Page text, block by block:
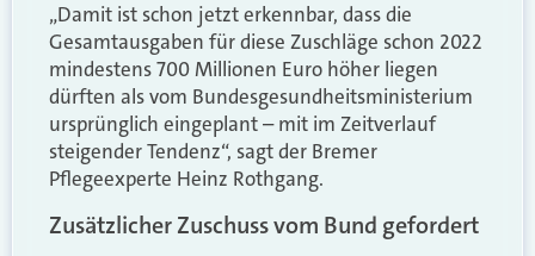
„Damit ist schon jetzt erkennbar, dass die
Gesamtausgaben für diese Zuschläge schon 2022
mindestens 700 Millionen Euro höher liegen
dürften als vom Bundesgesundheitsministerium
ursprünglich eingeplant – mit im Zeitverlauf
steigender Tendenz“, sagt der Bremer
Pflegeexperte Heinz Rothgang.
Zusätzlicher Zuschuss vom Bund gefordert